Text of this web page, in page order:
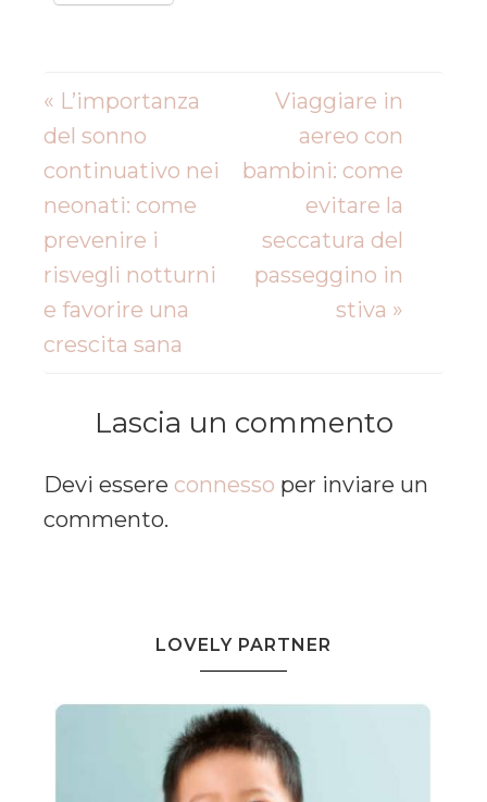
« L’importanza
del sonno
continuativo nei
neonati: come
prevenire i
risvegli notturni
e favorire una
crescita sana
Viaggiare in
aereo con
bambini: come
evitare la
seccatura del
passeggino in
stiva »
Lascia un commento
Devi essere connesso per inviare un
commento.
LOVELY PARTNER